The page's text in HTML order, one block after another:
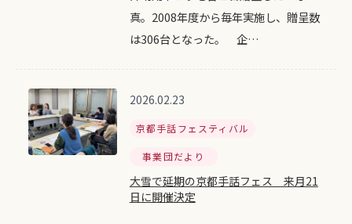
真。2008年度から毎年実施し、贈呈数
は306台となった。 企…
2026.02.23
京都手話フェスティバル
事業団だより
大雪で延期の京都手話フェス 来月21
日に開催決定